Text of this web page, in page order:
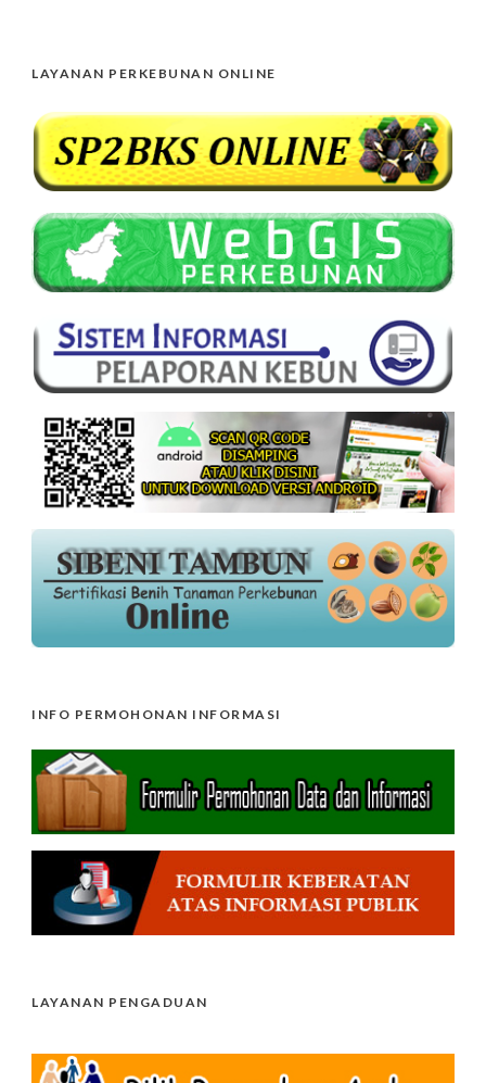
LAYANAN PERKEBUNAN ONLINE
INFO PERMOHONAN INFORMASI
LAYANAN PENGADUAN